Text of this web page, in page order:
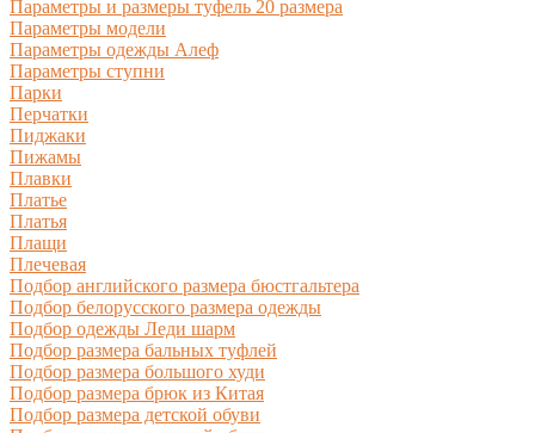
Параметры и размеры туфель 20 размера
Параметры модели
Параметры одежды Алеф
Параметры ступни
Парки
Перчатки
Пиджаки
Пижамы
Плавки
Платье
Платья
Плащи
Плечевая
Подбор английского размера бюстгальтера
Подбор белорусского размера одежды
Подбор одежды Леди шарм
Подбор размера бальных туфлей
Подбор размера большого худи
Подбор размера брюк из Китая
Подбор размера детской обуви